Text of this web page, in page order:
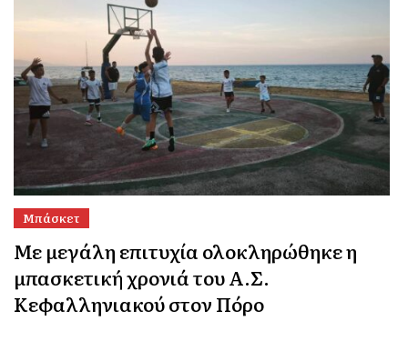
Μπάσκετ
Με μεγάλη επιτυχία ολοκληρώθηκε η
μπασκετική χρονιά του Α.Σ.
Κεφαλληνιακού στον Πόρο